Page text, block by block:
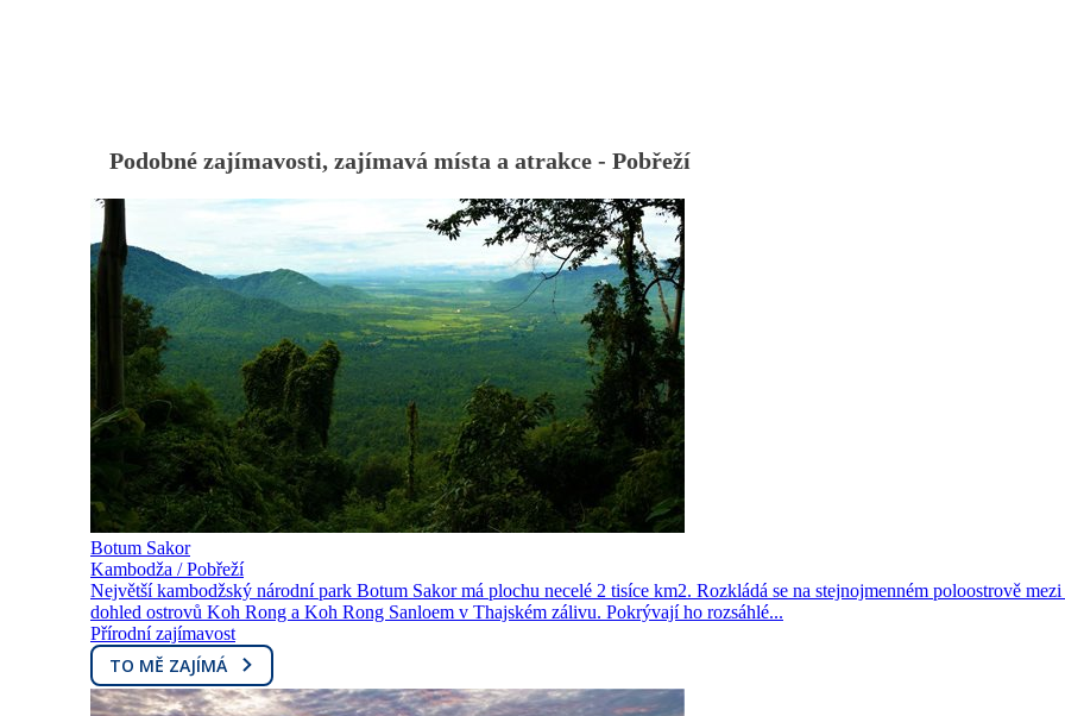
Podobné zajímavosti, zajímavá místa a atrakce - Pobřeží
Botum Sakor
Kambodža / Pobřeží
Největší kambodžský národní park Botum Sakor má plochu necelé 2 tisíce km2. Rozkládá se na stejnojmenném poloostrově
dohled ostrovů Koh Rong a Koh Rong Sanloem v Thajském zálivu. Pokrývají ho rozsáhlé...
Přírodní zajímavost
TO MĚ ZAJÍMÁ